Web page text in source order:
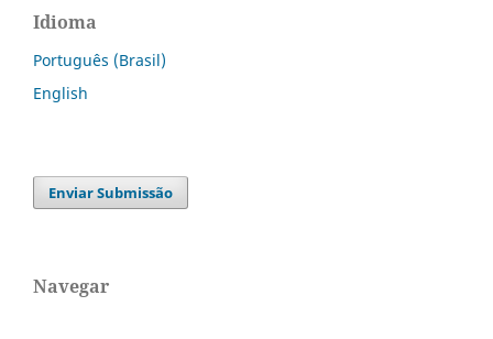
Idioma
Português (Brasil)
English
Enviar Submissão
Navegar